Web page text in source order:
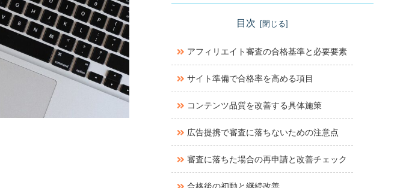
目次
アフィリエイト審査の合格基準と必要要素
サイト準備で合格率を高める項目
コンテンツ品質を改善する具体施策
広告提携で審査に落ちないための注意点
審査に落ちた場合の再申請と改善チェック
合格後の初動と継続改善